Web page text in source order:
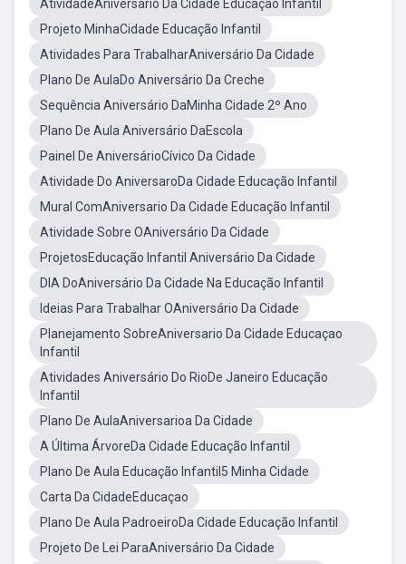
AtividadeAniversário Da Cidade Educação Infantil
Projeto MinhaCidade Educação Infantil
Atividades Para TrabalharAniversário Da Cidade
Plano De AulaDo Aniversário Da Creche
Sequência Aniversário DaMinha Cidade 2º Ano
Plano De Aula Aniversário DaEscola
Painel De AniversárioCívico Da Cidade
Atividade Do AniversaroDa Cidade Educação Infantil
Mural ComAniversario Da Cidade Educação Infantil
Atividade Sobre OAniversário Da Cidade
ProjetosEducação Infantil Aniversário Da Cidade
DIA DoAniversário Da Cidade Na Educação Infantil
Ideias Para Trabalhar OAniversário Da Cidade
Planejamento SobreAniversario Da Cidade Educaçao
Infantil
Atividades Aniversário Do RioDe Janeiro Educação
Infantil
Plano De AulaAniversarioa Da Cidade
A Última ÁrvoreDa Cidade Educação Infantil
Plano De Aula Educação Infantil5 Minha Cidade
Carta Da CidadeEducaçao
Plano De Aula PadroeiroDa Cidade Educação Infantil
Projeto De Lei ParaAniversário Da Cidade